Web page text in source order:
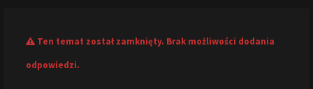
Ten temat został zamknięty. Brak możliwości dodania
odpowiedzi.